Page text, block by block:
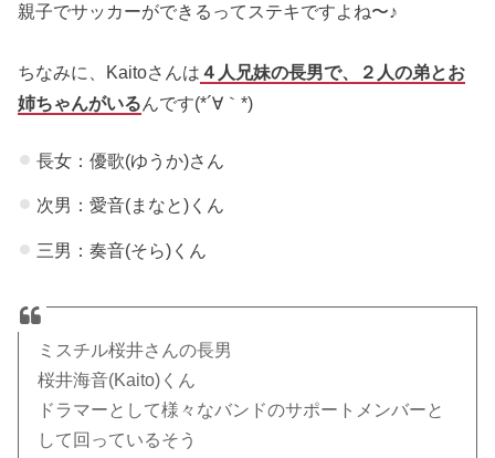
親子でサッカーができるってステキですよね〜♪
ちなみに、Kaitoさんは ４人兄妹の長男で、２人の弟とお
姉ちゃんがいるんです(*´∀｀*)
長女：優歌(ゆうか)さん
次男：愛音(まなと)くん
三男：奏音(そら)くん
ミスチル桜井さんの長男
桜井海音(Kaito)くん
ドラマーとして様々なバンドのサポートメンバーと
して回っているそう